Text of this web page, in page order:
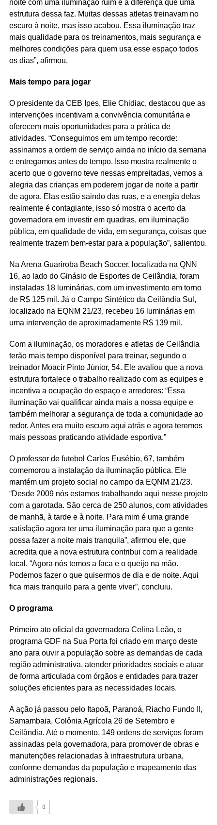
noite com uma iluminação ruim e a diferença que uma
estrutura dessa faz. Muitas dessas atletas treinavam no
escuro à noite, mas isso acabou. Essa iluminação traz
mais qualidade para os treinamentos, mais segurança e
melhores condições para quem usa esse espaço todos
os dias”, afirmou.
Mais tempo para jogar
O presidente da CEB Ipes, Elie Chidiac, destacou que as
intervenções incentivam a convivência comunitária e
oferecem mais oportunidades para a prática de
atividades. “Conseguimos em um tempo recorde:
assinamos a ordem de serviço ainda no início da semana
e entregamos antes do tempo. Isso mostra realmente o
acerto que o governo teve nessas empreitadas, vemos a
alegria das crianças em poderem jogar de noite a partir
de agora. Elas estão saindo das ruas, e a energia delas
realmente é contagiante, isso só mostra o acerto da
governadora em investir em quadras, em iluminação
pública, em qualidade de vida, em segurança, coisas que
realmente trazem bem-estar para a população”, salientou.
Na Arena Guariroba Beach Soccer, localizada na QNN
16, ao lado do Ginásio de Esportes de Ceilândia, foram
instaladas 18 luminárias, com um investimento em torno
de R$ 125 mil. Já o Campo Sintético da Ceilândia Sul,
localizado na EQNM 21/23, recebeu 16 luminárias em
uma intervenção de aproximadamente R$ 139 mil.
Com a iluminação, os moradores e atletas de Ceilândia
terão mais tempo disponível para treinar, segundo o
treinador Moacir Pinto Júnior, 54. Ele avaliou que a nova
estrutura fortalece o trabalho realizado com as equipes e
incentiva a ocupação do espaço e arredores: “Essa
iluminação vai qualificar ainda mais a nossa equipe e
também melhorar a segurança de toda a comunidade ao
redor. Antes era muito escuro aqui atrás e agora teremos
mais pessoas praticando atividade esportiva.”
O professor de futebol Carlos Eusébio, 67, também
comemorou a instalação da iluminação pública. Ele
mantém um projeto social no campo da EQNM 21/23.
“Desde 2009 nós estamos trabalhando aqui nesse projeto
com a garotada. São cerca de 250 alunos, com atividades
de manhã, à tarde e à noite. Para mim é uma grande
satisfação agora ter uma iluminação para que a gente
possa fazer a noite mais tranquila”, afirmou ele, que
acredita que a nova estrutura contribui com a realidade
local. “Agora nós temos a faca e o queijo na mão.
Podemos fazer o que quisermos de dia e de noite. Aqui
fica mais tranquilo para a gente viver”, concluiu.
O programa
Primeiro ato oficial da governadora Celina Leão, o
programa GDF na Sua Porta foi criado em março deste
ano para ouvir a população sobre as demandas de cada
região administrativa, atender prioridades sociais e atuar
de forma articulada com órgãos e entidades para trazer
soluções eficientes para as necessidades locais.
A ação já passou pelo Itapoã, Paranoá, Riacho Fundo II,
Samambaia, Colônia Agrícola 26 de Setembro e
Ceilândia. Até o momento, 149 ordens de serviços foram
assinadas pela governadora, para promover de obras e
manutenções relacionadas à infraestrutura urbana,
conforme demandas da população e mapeamento das
administrações regionais.
0